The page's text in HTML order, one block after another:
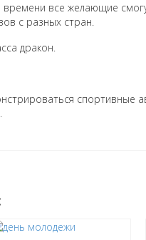
все желающие
с разных стран.
дракон.
спортивные